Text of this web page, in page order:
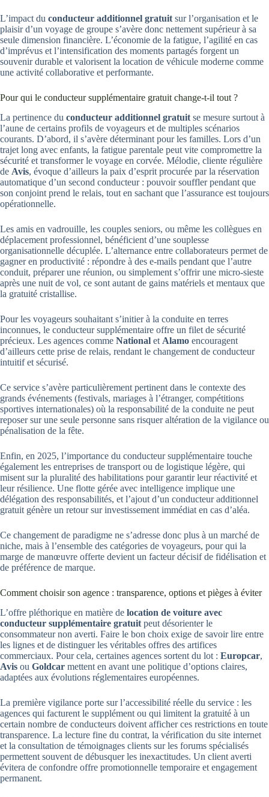
L’impact du conducteur additionnel gratuit sur l’organisation et le
plaisir d’un voyage de groupe s’avère donc nettement supérieur à sa
seule dimension financière. L’économie de la fatigue, l’agilité en cas
d’imprévus et l’intensification des moments partagés forgent un
souvenir durable et valorisent la location de véhicule moderne comme
une activité collaborative et performante.
Pour qui le conducteur supplémentaire gratuit change-t-il tout ?
La pertinence du conducteur additionnel gratuit se mesure surtout à
l’aune de certains profils de voyageurs et de multiples scénarios
courants. D’abord, il s’avère déterminant pour les familles. Lors d’un
trajet long avec enfants, la fatigue parentale peut vite compromettre la
sécurité et transformer le voyage en corvée. Mélodie, cliente régulière
de Avis, évoque d’ailleurs la paix d’esprit procurée par la réservation
automatique d’un second conducteur : pouvoir souffler pendant que
son conjoint prend le relais, tout en sachant que l’assurance est toujours
opérationnelle.
Les amis en vadrouille, les couples seniors, ou même les collègues en
déplacement professionnel, bénéficient d’une souplesse
organisationnelle décuplée. L’alternance entre collaborateurs permet de
gagner en productivité : répondre à des e-mails pendant que l’autre
conduit, préparer une réunion, ou simplement s’offrir une micro-sieste
après une nuit de vol, ce sont autant de gains matériels et mentaux que
la gratuité cristallise.
Pour les voyageurs souhaitant s’initier à la conduite en terres
inconnues, le conducteur supplémentaire offre un filet de sécurité
précieux. Les agences comme National et Alamo encouragent
d’ailleurs cette prise de relais, rendant le changement de conducteur
intuitif et sécurisé.
Ce service s’avère particulièrement pertinent dans le contexte des
grands événements (festivals, mariages à l’étranger, compétitions
sportives internationales) où la responsabilité de la conduite ne peut
reposer sur une seule personne sans risquer altération de la vigilance ou
pénalisation de la fête.
Enfin, en 2025, l’importance du conducteur supplémentaire touche
également les entreprises de transport ou de logistique légère, qui
misent sur la pluralité des habilitations pour garantir leur réactivité et
leur résilience. Une flotte gérée avec intelligence implique une
délégation des responsabilités, et l’ajout d’un conducteur additionnel
gratuit génère un retour sur investissement immédiat en cas d’aléa.
Ce changement de paradigme ne s’adresse donc plus à un marché de
niche, mais à l’ensemble des catégories de voyageurs, pour qui la
marge de manœuvre offerte devient un facteur décisif de fidélisation et
de préférence de marque.
Comment choisir son agence : transparence, options et pièges à éviter
L’offre pléthorique en matière de location de voiture avec
conducteur supplémentaire gratuit peut désorienter le
consommateur non averti. Faire le bon choix exige de savoir lire entre
les lignes et de distinguer les véritables offres des artifices
commerciaux. Pour cela, certaines agences sortent du lot : Europcar,
Avis ou Goldcar mettent en avant une politique d’options claires,
adaptées aux évolutions réglementaires européennes.
La première vigilance porte sur l’accessibilité réelle du service : les
agences qui facturent le supplément ou qui limitent la gratuité à un
certain nombre de conducteurs doivent afficher ces restrictions en toute
transparence. La lecture fine du contrat, la vérification du site internet
et la consultation de témoignages clients sur les forums spécialisés
permettent souvent de débusquer les inexactitudes. Un client averti
évitera de confondre offre promotionnelle temporaire et engagement
permanent.